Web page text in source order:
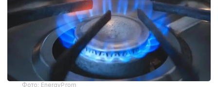
Фото: EnergyProm